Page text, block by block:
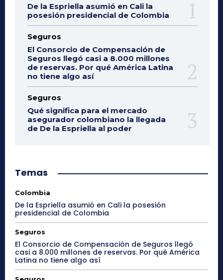
De la Espriella asumió en Cali la
posesión presidencial de Colombia
Seguros
El Consorcio de Compensación de
Seguros llegó casi a 8.000 millones
de reservas. Por qué América Latina
no tiene algo así
Seguros
Qué significa para el mercado
asegurador colombiano la llegada
de De la Espriella al poder
Temas
Colombia
De la Espriella asumió en Cali la posesión
presidencial de Colombia
Seguros
El Consorcio de Compensación de Seguros llegó
casi a 8.000 millones de reservas. Por qué América
Latina no tiene algo así